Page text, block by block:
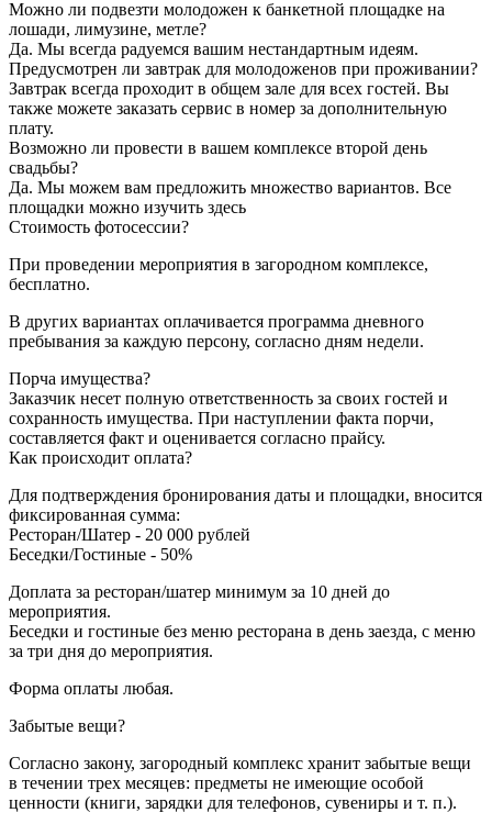
Можно ли подвезти молодожен к банкетной площадке на
лошади, лимузине, метле?
Да. Мы всегда радуемся вашим нестандартным идеям.
Предусмотрен ли завтрак для молодоженов при проживании?
Завтрак всегда проходит в общем зале для всех гостей. Вы
также можете заказать сервис в номер за дополнительную
плату.
Возможно ли провести в вашем комплексе второй день
свадьбы?
Да. Мы можем вам предложить множество вариантов. Все
площадки можно изучить здесь
Стоимость фотосессии?
При проведении мероприятия в загородном комплексе,
бесплатно.
В других вариантах оплачивается программа дневного
пребывания за каждую персону, согласно дням недели.
Порча имущества?
Заказчик несет полную ответственность за своих гостей и
сохранность имущества. При наступлении факта порчи,
составляется факт и оценивается согласно прайсу.
Как происходит оплата?
Для подтверждения бронирования даты и площадки, вносится
фиксированная сумма:
Ресторан/Шатер - 20 000 рублей
Беседки/Гостиные - 50%
Доплата за ресторан/шатер минимум за 10 дней до
мероприятия.
Беседки и гостиные без меню ресторана в день заезда, с меню
за три дня до мероприятия.
Форма оплаты любая.
Забытые вещи?
Согласно закону, загородный комплекс хранит забытые вещи
в течении трех месяцев: предметы не имеющие особой
ценности (книги, зарядки для телефонов, сувениры и т. п.).